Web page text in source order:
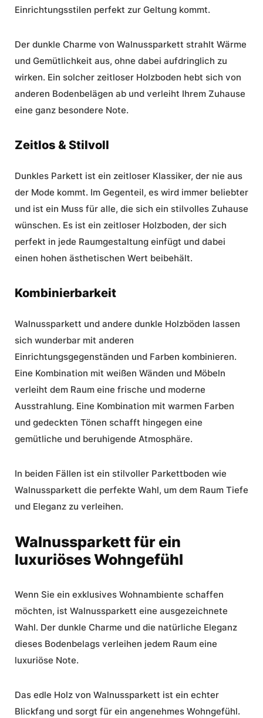
Einrichtungsstilen perfekt zur Geltung kommt.
Der dunkle Charme von Walnussparkett strahlt Wärme
und Gemütlichkeit aus, ohne dabei aufdringlich zu
wirken. Ein solcher zeitloser Holzboden hebt sich von
anderen Bodenbelägen ab und verleiht Ihrem Zuhause
eine ganz besondere Note.
Zeitlos & Stilvoll
Dunkles Parkett ist ein zeitloser Klassiker, der nie aus
der Mode kommt. Im Gegenteil, es wird immer beliebter
und ist ein Muss für alle, die sich ein stilvolles Zuhause
wünschen. Es ist ein zeitloser Holzboden, der sich
perfekt in jede Raumgestaltung einfügt und dabei
einen hohen ästhetischen Wert beibehält.
Kombinierbarkeit
Walnussparkett und andere dunkle Holzböden lassen
sich wunderbar mit anderen
Einrichtungsgegenständen und Farben kombinieren.
Eine Kombination mit weißen Wänden und Möbeln
verleiht dem Raum eine frische und moderne
Ausstrahlung. Eine Kombination mit warmen Farben
und gedeckten Tönen schafft hingegen eine
gemütliche und beruhigende Atmosphäre.
In beiden Fällen ist ein stilvoller Parkettboden wie
Walnussparkett die perfekte Wahl, um dem Raum Tiefe
und Eleganz zu verleihen.
Walnussparkett für ein
luxuriöses Wohngefühl
Wenn Sie ein exklusives Wohnambiente schaffen
möchten, ist Walnussparkett eine ausgezeichnete
Wahl. Der dunkle Charme und die natürliche Eleganz
dieses Bodenbelags verleihen jedem Raum eine
luxuriöse Note.
Das edle Holz von Walnussparkett ist ein echter
Blickfang und sorgt für ein angenehmes Wohngefühl.